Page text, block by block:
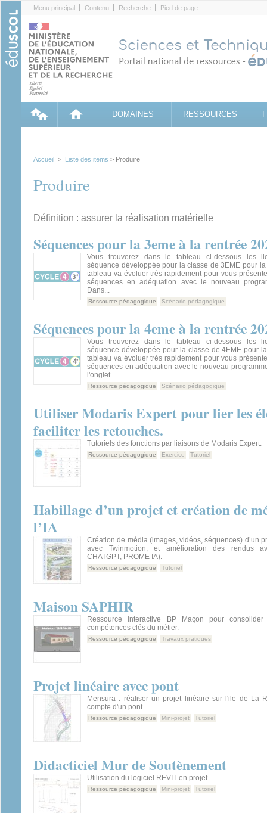
Menu principal Contenu Recherche Pied de page
DOMAINES RESSOURCES
Accueil > Liste des items > Produire
Produire
Définition : assurer la réalisation matérielle
Séquences pour la 3eme à la rentrée
Vous trouverez dans le tableau ci-dessous les
séquence développée pour la classe de 3EME pour
tableau va évoluer très rapidement pour vous
séquences en adéquation avec le nouveau
Dans...
Ressource pédagogique Scénario pédagogique
Séquences pour la 4eme à la rentrée
Vous trouverez dans le tableau ci-dessous les
séquence développée pour la classe de 4EME pour
tableau va évoluer très rapidement pour vous
séquences en adéquation avec le nouveau
l'onglet...
Ressource pédagogique Scénario pédagogique
Utiliser Modaris Expert pour lier les
faciliter les retouches.
Tutoriels des fonctions par liaisons de Modaris Expert.
Ressource pédagogique Exercice Tutoriel
Habillage d’un projet et création de
l’IA
Création de média (images, vidéos, séquences) d’un
avec Twinmotion, et amélioration des rendus
CHATGPT, PROME IA).
Ressource pédagogique Tutoriel
Maison SAPHIR
Ressource interactive BP Maçon pour consolider
compétences clés du métier.
Ressource pédagogique Travaux pratiques
Projet linéaire avec pont
Mensura : réaliser un projet linéaire sur l'ile de La
compte d'un pont.
Ressource pédagogique Mini-projet Tutoriel
Didacticiel Mur de Soutènement
Utilisation du logiciel REVIT en projet
Ressource pédagogique Mini-projet Tutoriel